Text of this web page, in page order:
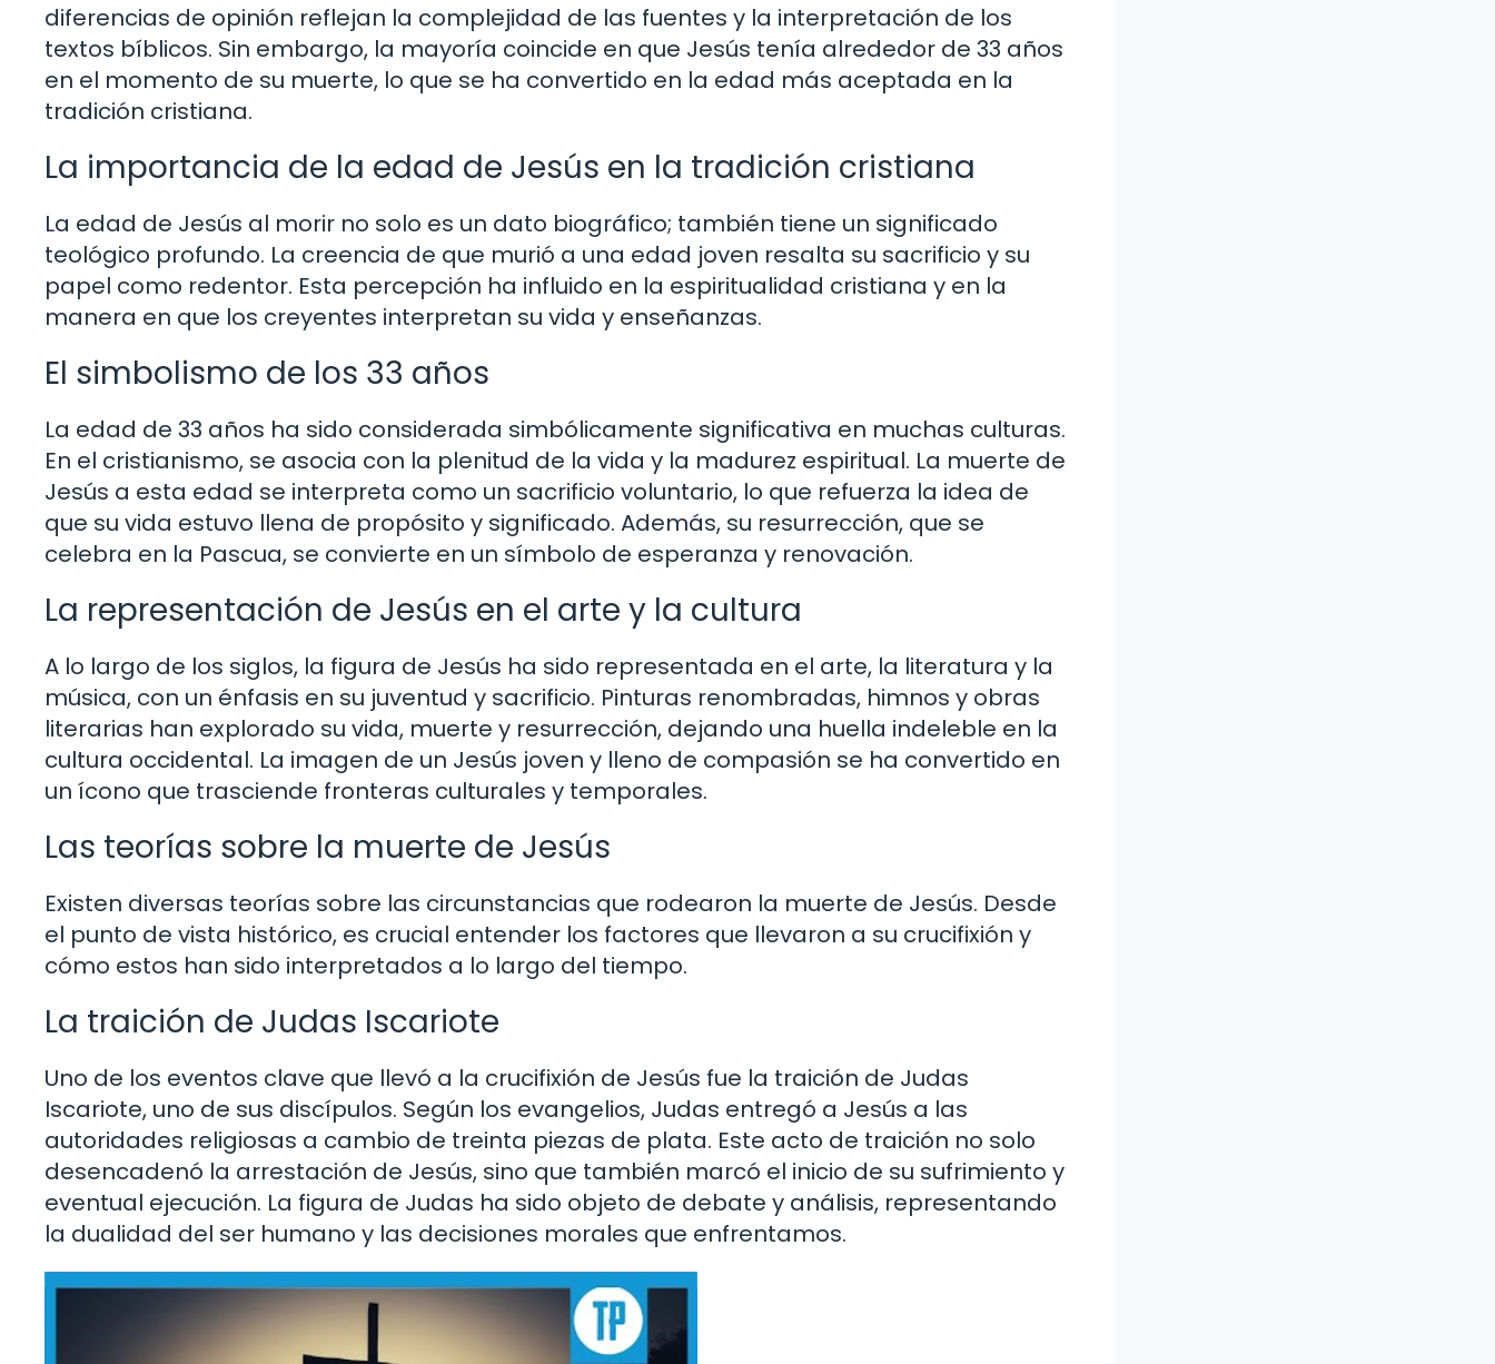
diferencias de opinión reflejan la complejidad de las fuentes y la interpretación de los
textos bíblicos. Sin embargo, la mayoría coincide en que Jesús tenía alrededor de 33 años
en el momento de su muerte, lo que se ha convertido en la edad más aceptada en la
tradición cristiana.
La importancia de la edad de Jesús en la tradición cristiana
La edad de Jesús al morir no solo es un dato biográfico; también tiene un significado
teológico profundo. La creencia de que murió a una edad joven resalta su sacrificio y su
papel como redentor. Esta percepción ha influido en la espiritualidad cristiana y en la
manera en que los creyentes interpretan su vida y enseñanzas.
El simbolismo de los 33 años
La edad de 33 años ha sido considerada simbólicamente significativa en muchas culturas.
En el cristianismo, se asocia con la plenitud de la vida y la madurez espiritual. La muerte de
Jesús a esta edad se interpreta como un sacrificio voluntario, lo que refuerza la idea de
que su vida estuvo llena de propósito y significado. Además, su resurrección, que se
celebra en la Pascua, se convierte en un símbolo de esperanza y renovación.
La representación de Jesús en el arte y la cultura
A lo largo de los siglos, la figura de Jesús ha sido representada en el arte, la literatura y la
música, con un énfasis en su juventud y sacrificio. Pinturas renombradas, himnos y obras
literarias han explorado su vida, muerte y resurrección, dejando una huella indeleble en la
cultura occidental. La imagen de un Jesús joven y lleno de compasión se ha convertido en
un ícono que trasciende fronteras culturales y temporales.
Las teorías sobre la muerte de Jesús
Existen diversas teorías sobre las circunstancias que rodearon la muerte de Jesús. Desde
el punto de vista histórico, es crucial entender los factores que llevaron a su crucifixión y
cómo estos han sido interpretados a lo largo del tiempo.
La traición de Judas Iscariote
Uno de los eventos clave que llevó a la crucifixión de Jesús fue la traición de Judas
Iscariote, uno de sus discípulos. Según los evangelios, Judas entregó a Jesús a las
autoridades religiosas a cambio de treinta piezas de plata. Este acto de traición no solo
desencadenó la arrestación de Jesús, sino que también marcó el inicio de su sufrimiento y
eventual ejecución. La figura de Judas ha sido objeto de debate y análisis, representando
la dualidad del ser humano y las decisiones morales que enfrentamos.